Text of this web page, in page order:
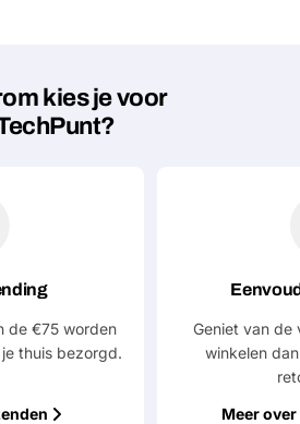
kies je voor
de €75 worden
thuis bezorgd.
Geniet van de
winkelen
Meer